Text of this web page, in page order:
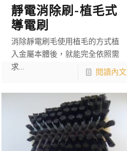
靜電消除刷-植毛式
導電刷
消除靜電刷毛使用植毛的方式植
入金屬本體後，就能完全依照需
求…
閱讀內文